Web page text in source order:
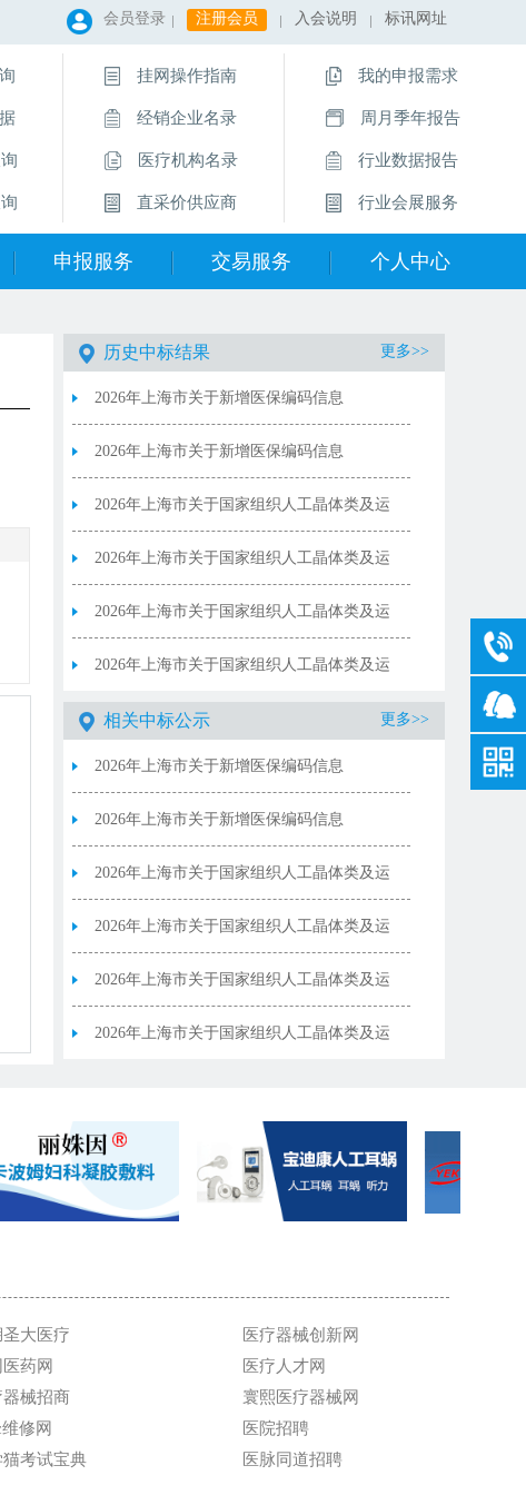
会员登录 注册会员 入会说明 标讯网址
挂网操作指南
经销企业名录
医疗机构名录
直采价供应商
我的申报需求
周月季年报告
行业数据报告
行业会展服务
申报服务 交易服务 个人中心
历史中标结果 更多>>
2026年上海市关于新增医保编码信息
20260806
2026年上海市关于新增医保编码信息
20260806
2026年上海市关于国家组织人工晶体类及运
动医学类医用耗材集中带量采购相关产品清
单（20260804版）（未中选-规格型号表）
2026年上海市关于国家组织人工晶体类及运
动医学类医用耗材集中带量采购相关产品清
单（20260804版）（集采范围外-规格型号
表）
2026年上海市关于国家组织人工晶体类及运
动医学类医用耗材集中带量采购相关产品清
单（20260804版）（集采范围外-产品表）
2026年上海市关于国家组织人工晶体类及运
动医学类医用耗材集中带量采购相关产品清
单（20260804版）（未中选-产品表）
相关中标公示 更多>>
2026年上海市关于新增医保编码信息
20260806
2026年上海市关于新增医保编码信息
20260806
2026年上海市关于国家组织人工晶体类及运
动医学类医用耗材集中带量采购相关产品清
单（20260804版）（未中选-规格型号表）
2026年上海市关于国家组织人工晶体类及运
动医学类医用耗材集中带量采购相关产品清
单（20260804版）（集采范围外-规格型号
2026年上海市关于国家组织人工晶体类及运
动医学类医用耗材集中带量采购相关产品清
2026年上海市关于国家组织人工晶体类及运
单（20260804版）（未中选-产品表）
大医疗
医疗器械创新网
医药网
医疗人才网
器械招商
寰熙医疗器械网
修网
医院招聘
猫考试宝典
医脉同道招聘